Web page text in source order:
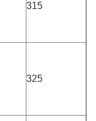
315
325